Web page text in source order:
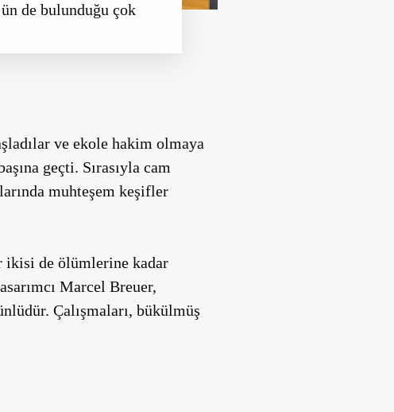
de bulunduğu çok
ve ekole hakim olmaya
geçti. Sırasıyla cam
muhteşem keşifler
ikisi de ölümlerine kadar
Marcel Breuer,
Çalışmaları, bükülmüş